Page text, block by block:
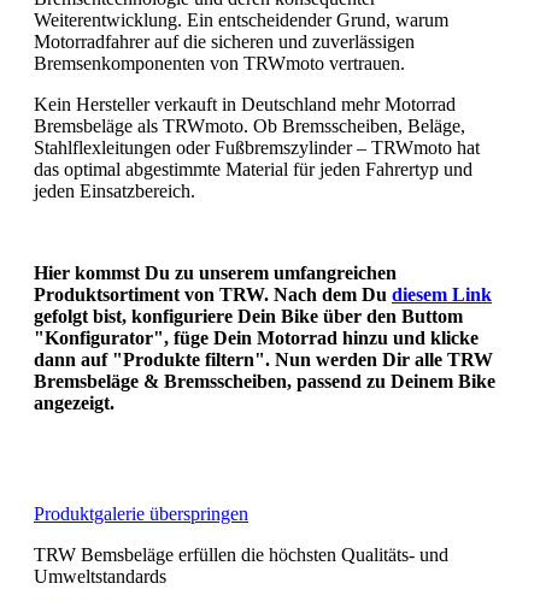
Weiterentwicklung. Ein entscheidender Grund, warum
Motorradfahrer auf die sicheren und zuverlässigen
Bremsenkomponenten von TRWmoto vertrauen.
Kein Hersteller verkauft in Deutschland mehr Motorrad
Bremsbeläge als TRWmoto. Ob Bremsscheiben, Beläge,
Stahlflexleitungen oder Fußbremszylinder – TRWmoto hat
das optimal abgestimmte Material für jeden Fahrertyp und
jeden Einsatzbereich.
Hier kommst Du zu unserem umfangreichen
Produktsortiment von TRW. Nach dem Du diesem Link
gefolgt bist, konfiguriere Dein Bike über den Buttom
"Konfigurator", füge Dein Motorrad hinzu und klicke
dann auf "Produkte filtern". Nun werden Dir alle TRW
Bremsbeläge & Bremsscheiben, passend zu Deinem Bike
angezeigt.
Produktgalerie überspringen
TRW Bemsbeläge erfüllen die höchsten Qualitäts- und
Umweltstandards